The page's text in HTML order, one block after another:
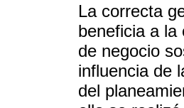
La correcta
beneficia a la
de negocio
influencia de
del